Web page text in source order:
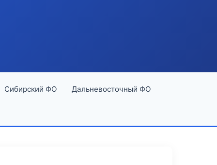
Сибирский ФО Дальневосточный ФО